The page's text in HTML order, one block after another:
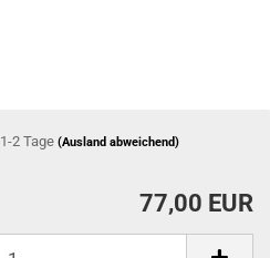
1-2 Tage(Ausland abweichend)
77,00 EUR